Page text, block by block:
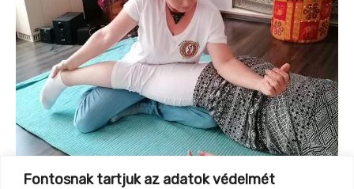
Fontosnak tartjuk az adatok védelmét